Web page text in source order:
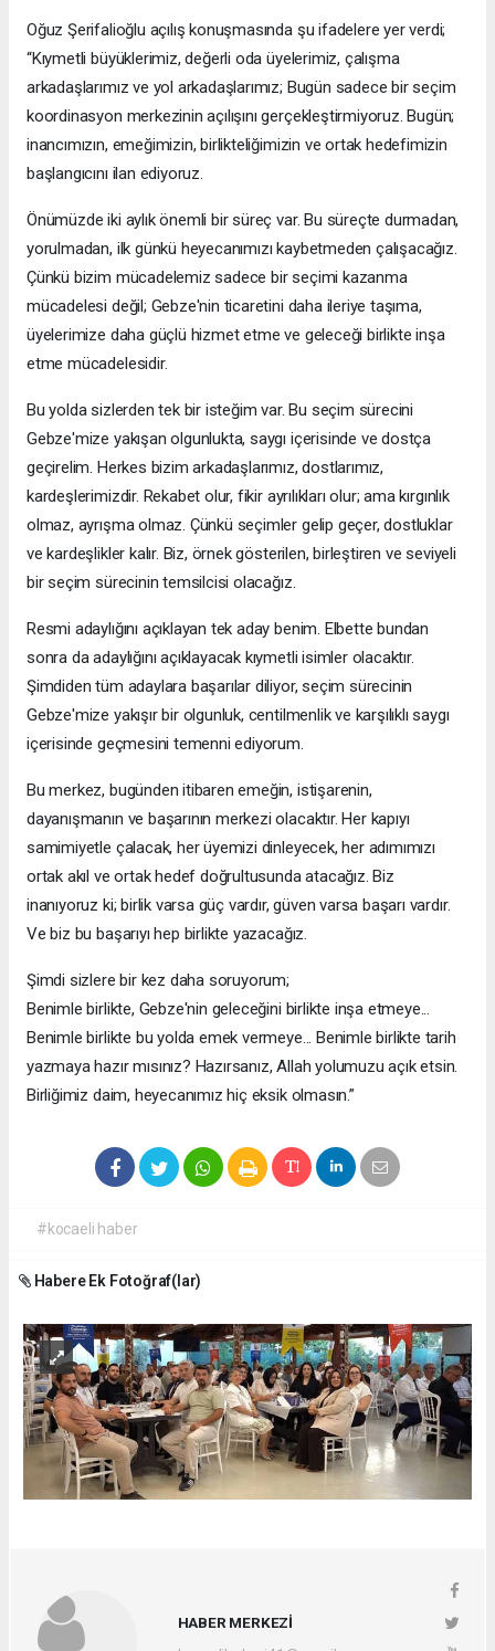
Oğuz Şerifalioğlu açılış konuşmasında şu ifadelere yer verdi;
“Kıymetli büyüklerimiz, değerli oda üyelerimiz, çalışma
arkadaşlarımız ve yol arkadaşlarımız; Bugün sadece bir seçim
koordinasyon merkezinin açılışını gerçekleştirmiyoruz. Bugün;
inancımızın, emeğimizin, birlikteliğimizin ve ortak hedefimizin
başlangıcını ilan ediyoruz.
Önümüzde iki aylık önemli bir süreç var. Bu süreçte durmadan,
yorulmadan, ilk günkü heyecanımızı kaybetmeden çalışacağız.
Çünkü bizim mücadelemiz sadece bir seçimi kazanma
mücadelesi değil; Gebze'nin ticaretini daha ileriye taşıma,
üyelerimize daha güçlü hizmet etme ve geleceği birlikte inşa
etme mücadelesidir.
Bu yolda sizlerden tek bir isteğim var. Bu seçim sürecini
Gebze'mize yakışan olgunlukta, saygı içerisinde ve dostça
geçirelim. Herkes bizim arkadaşlarımız, dostlarımız,
kardeşlerimizdir. Rekabet olur, fikir ayrılıkları olur; ama kırgınlık
olmaz, ayrışma olmaz. Çünkü seçimler gelip geçer, dostluklar
ve kardeşlikler kalır. Biz, örnek gösterilen, birleştiren ve seviyeli
bir seçim sürecinin temsilcisi olacağız.
Resmi adaylığını açıklayan tek aday benim. Elbette bundan
sonra da adaylığını açıklayacak kıymetli isimler olacaktır.
Şimdiden tüm adaylara başarılar diliyor, seçim sürecinin
Gebze'mize yakışır bir olgunluk, centilmenlik ve karşılıklı saygı
içerisinde geçmesini temenni ediyorum.
Bu merkez, bugünden itibaren emeğin, istişarenin,
dayanışmanın ve başarının merkezi olacaktır. Her kapıyı
samimiyetle çalacak, her üyemizi dinleyecek, her adımımızı
ortak akıl ve ortak hedef doğrultusunda atacağız. Biz
inanıyoruz ki; birlik varsa güç vardır, güven varsa başarı vardır.
Ve biz bu başarıyı hep birlikte yazacağız.
Şimdi sizlere bir kez daha soruyorum;
Benimle birlikte, Gebze'nin geleceğini birlikte inşa etmeye...
Benimle birlikte bu yolda emek vermeye... Benimle birlikte tarih
yazmaya hazır mısınız? Hazırsanız, Allah yolumuzu açık etsin.
Birliğimiz daim, heyecanımız hiç eksik olmasın.”
#kocaeli haber
Habere Ek Fotoğraf(lar)
HABER MERKEZİ